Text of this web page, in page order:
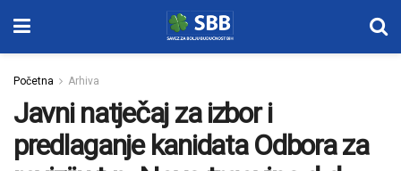
Početna Arhiva
Javni natječaj za izbor i
predlaganje kanidata Odbora za